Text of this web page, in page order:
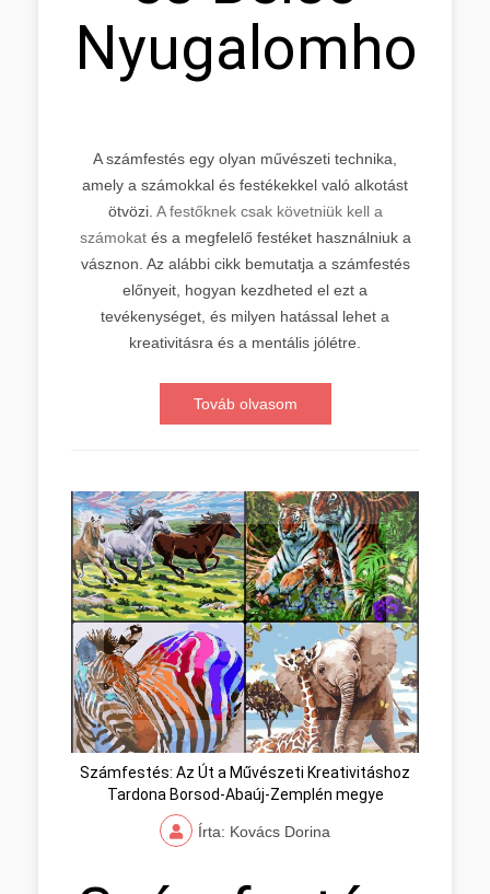
Nyugalomhoz
A számfestés egy olyan művészeti technika,
amely a számokkal és festékekkel való alkotást
ötvözi. A festőknek csak követniük kell a
számokatés a megfelelő festéket használniuk a
vásznon. Az alábbi cikk bemutatja a számfestés
előnyeit, hogyan kezdheted el ezt a
tevékenységet, és milyen hatással lehet a
kreativitásra és a mentális jólétre.
Továb olvasom
Számfestés: Az Út a Művészeti Kreativitáshoz
Tardona Borsod-Abaúj-Zemplén megye
Írta: Kovács Dorina